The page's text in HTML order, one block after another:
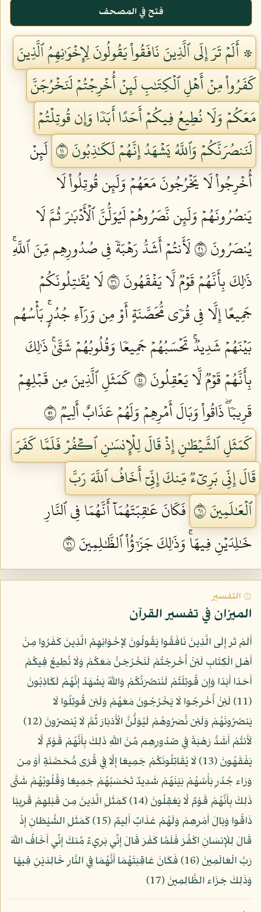
فتح في المصحف
۞ أَلَمۡ تَرَ إِلَى ٱلَّذِينَ نَافَقُواْ يَقُولُونَ لِإِخۡوَٰنِهِمُ ٱلَّذِينَ
كَفَرُواْ مِنۡ أَهۡلِ ٱلۡكِتَٰبِ لَئِنۡ أُخۡرِجۡتُمۡ لَنَخۡرُجَنَّ
مَعَكُمۡ وَلَا نُطِيعُ فِيكُمۡ أَحَدًا أَبَدٗا وَإِن قُوتِلۡتُمۡ
لَنَنصُرَنَّكُمۡ وَٱللَّهُ يَشۡهَدُ إِنَّهُمۡ لَكَٰذِبُونَ ١١
لَئِنۡ
أُخۡرِجُواْ لَا يَخۡرُجُونَ مَعَهُمۡ وَلَئِن قُوتِلُواْ لَا
يَنصُرُونَهُمۡ وَلَئِن نَّصَرُوهُمۡ لَيُوَلُّنَّ ٱلۡأَدۡبَٰرَ ثُمَّ لَا
يُنصَرُونَ ١٢
لَأَنتُمۡ أَشَدُّ رَهۡبَةٗ فِي صُدُورِهِم مِّنَ ٱللَّهِۚ
ذَٰلِكَ بِأَنَّهُمۡ قَوۡمٞ لَّا يَفۡقَهُونَ ١٣
لَا يُقَٰتِلُونَكُمۡ
جَمِيعًا إِلَّا فِي قُرٗى مُّحَصَّنَةٍ أَوۡ مِن وَرَآءِ جُدُرِۭۚ بَأۡسُهُم
بَيۡنَهُمۡ شَدِيدٞۚ تَحۡسَبُهُمۡ جَمِيعٗا وَقُلُوبُهُمۡ شَتَّىٰۚ ذَٰلِكَ
بِأَنَّهُمۡ قَوۡمٞ لَّا يَعۡقِلُونَ ١٤
كَمَثَلِ ٱلَّذِينَ مِن قَبۡلِهِمۡ
قَرِيبٗاۖ ذَاقُواْ وَبَالَ أَمۡرِهِمۡ وَلَهُمۡ عَذَابٌ أَلِيمٞ ١٥
كَمَثَلِ ٱلشَّيۡطَٰنِ إِذۡ قَالَ لِلۡإِنسَٰنِ ٱكۡفُرۡ فَلَمَّا كَفَرَ
قَالَ إِنِّي بَرِيٓءٞ مِّنكَ إِنِّيٓ أَخَافُ ٱللَّهَ رَبَّ
ٱلۡعَٰلَمِينَ ١٦
فَكَانَ عَٰقِبَتَهُمَآ أَنَّهُمَا فِي ٱلنَّارِ
خَٰلِدَيۡنِ فِيهَاۚ وَذَٰلِكَ جَزَٰٓؤُاْ ٱلظَّٰلِمِينَ ١٧
۞ التفسير
الميزان في تفسير القرآن
أَلَمْ تَر إِلَى الَّذِينَ نَافَقُوا يَقُولُونَ لِإِخْوَانِهِمُ الَّذِينَ كَفَرُوا مِنْ
أَهْلِ الْكِتَابِ لَئِنْ أُخْرِجْتُمْ لَنَخْرُجَنَّ مَعَكُمْ وَلَا نُطِيعُ فِيكُمْ
أَحَدًا أَبَدًا وَإِن قُوتِلْتُمْ لَنَنصُرَنَّكُمْ وَاللَّهُ يَشْهَدُ إِنَّهُمْ لَكَاذِبُونَ
(11) لَئِنْ أُخْرِجُوا لَا يَخْرُجُونَ مَعَهُمْ وَلَئِن قُوتِلُوا لَا
يَنصُرُونَهُمْ وَلَئِن نَّصَرُوهُمْ لَيُوَلُّنَّ الْأَدْبَارَ ثُمَّ لَا يُنصَرُونَ (12)
لَأَنتُمْ أَشَدُّ رَهْبَةً فِي صُدُورِهِم مِّنَ اللَّهِ ذَلِكَ بِأَنَّهُمْ قَوْمٌ لَّا
يَفْقَهُونَ (13) لَا يُقَاتِلُونَكُمْ جَمِيعًا إِلَّا فِي قُرًى مُّحَصَّنَةٍ أَوْ مِن
وَرَاء جُدُرٍ بَأْسُهُمْ بَيْنَهُمْ شَدِيدٌ تَحْسَبُهُمْ جَمِيعًا وَقُلُوبُهُمْ شَتَّى
ذَلِكَ بِأَنَّهُمْ قَوْمٌ لَّا يَعْقِلُونَ (14) كَمَثَلِ الَّذِينَ مِن قَبْلِهِمْ قَرِيبًا
ذَاقُوا وَبَالَ أَمْرِهِمْ وَلَهُمْ عَذَابٌ أَلِيمٌ (15) كَمَثَلِ الشَّيْطَانِ إِذْ
قَالَ لِلْإِنسَانِ اكْفُرْ فَلَمَّا كَفَرَ قَالَ إِنِّي بَرِيءٌ مِّنكَ إِنِّي أَخَافُ اللَّهَ
رَبَّ الْعَالَمِينَ (16) فَكَانَ عَاقِبَتَهُمَا أَنَّهُمَا فِي النَّارِ خَالِدَيْنِ فِيهَا
وَذَلِكَ جَزَاء الظَّالِمِينَ (17)